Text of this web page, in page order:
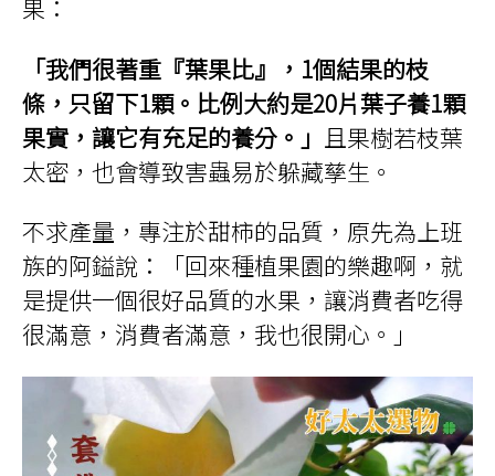
果：
「我們很著重『葉果比』，1個結果的枝
條，只留下1顆。比例大約是20片葉子養1顆
果實，讓它有充足的養分。」 且果樹若枝葉
太密，也會導致害蟲易於躲藏孳生。
不求產量，專注於甜柿的品質，原先為上班
族的阿鎰說：「回來種植果園的樂趣啊，就
是提供一個很好品質的水果，讓消費者吃得
很滿意，消費者滿意，我也很開心。」